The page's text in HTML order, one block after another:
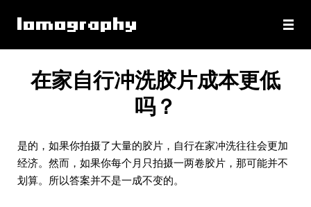
在家自行冲洗胶片成本更低
吗？
是的，如果你拍摄了大量的胶片，自行在家冲洗往往会更加
经济。然而，如果你每个月只拍摄一两卷胶片，那可能并不
划算。所以答案并不是一成不变的。